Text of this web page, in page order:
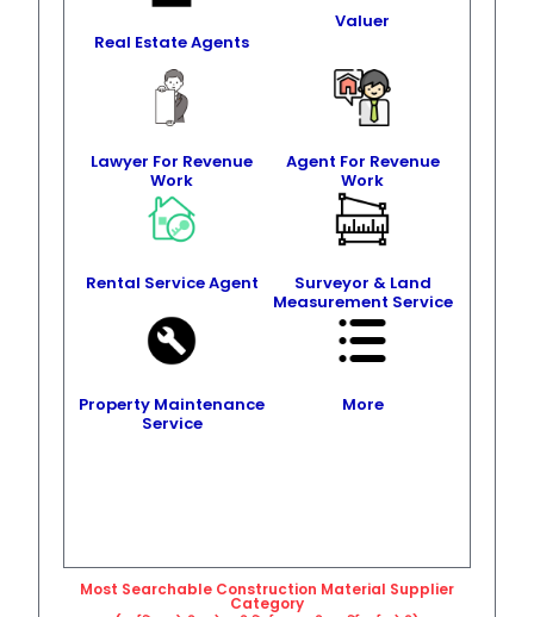
Real Estate Agents
Valuer
Lawyer For Revenue
Work
Agent For Revenue
Work
Rental Service Agent
Surveyor & Land
Measurement Service
Property Maintenance
Service
More
Most Searchable Construction Material Supplier
Category